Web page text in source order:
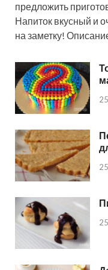
предложить
Напиток вкусный и
на заметку!